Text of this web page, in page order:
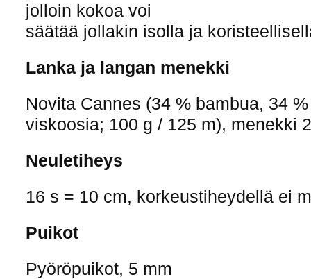
jolloin kokoa voi
säätää jollakin isolla ja
Lanka ja langan menekki
Novita Cannes (34 % bambua, 34
viskoosia; 100 g / 125 m), menekki
Neuletiheys
16 s = 10 cm, korkeustiheydellä ei
Puikot
Pyöröpuikot, 5 mm